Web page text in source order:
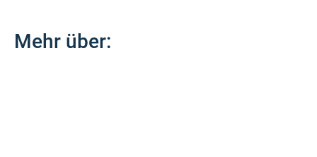
Mehr über: